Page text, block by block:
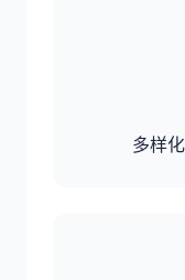
多样